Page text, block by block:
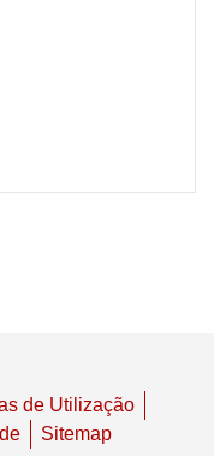
de Utilização
Sitemap